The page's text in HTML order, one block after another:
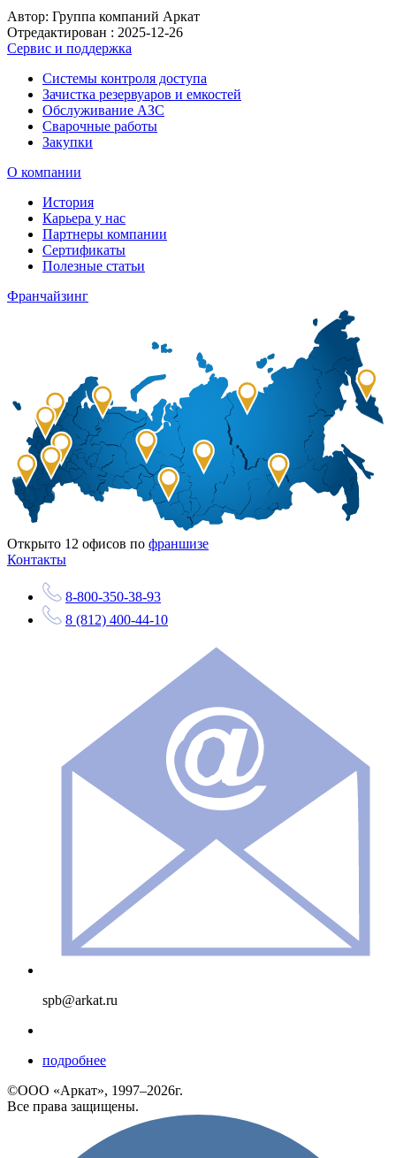
Автор: Группа компаний Аркат
Отредактирован : 2025-12-26
Сервис и поддержка
Системы контроля доступа
Зачистка резервуаров и емкостей
Обслуживание АЗС
Сварочные работы
Закупки
О компании
История
Карьера у нас
Партнеры компании
Сертификаты
Полезные статьи
Франчайзинг
Открыто 12 офисов по франшизе
Контакты
8-800-350-38-93
8 (812) 400-44-10
spb@arkat.ru
подробнее
©ООО «Аркат», 1997–2026г.
Все права защищены.